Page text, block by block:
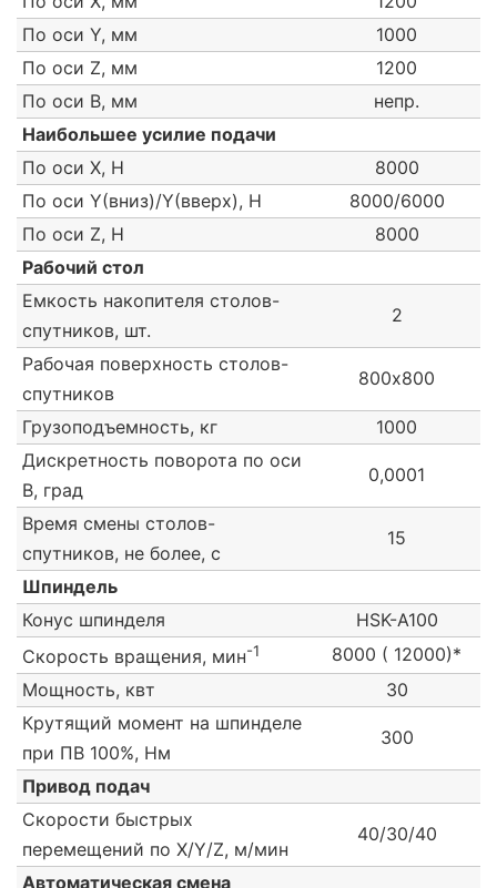
По оси Y, мм
1000
По оси Z, мм
1200
По оси В, мм
непр.
Наибольшее усилие подачи
По оси Х, Н
8000
По оси Y(вниз)/Y(вверх), Н
8000/6000
По оси Z, Н
8000
Рабочий стол
Емкость накопителя столов-
спутников, шт.
2
Рабочая поверхность столов-
спутников
800х800
Грузоподъемность, кг
1000
Дискретность поворота по оси
В, град
0,0001
Время смены столов-
спутников, не более, с
15
Шпиндель
Конус шпинделя
HSK-А100
Скорость вращения, мин-1
8000 ( 12000)*
Мощность, квт
30
Крутящий момент на шпинделе
при ПВ 100%, Нм
300
Привод подач
Скорости быстрых
перемещений по X/Y/Z, м/мин
40/30/40
Автоматическая смена